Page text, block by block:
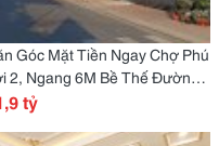
Góc Mặt Tiền Ngay Chợ Phú
2, Ngang 6M Bề Thế Đường
Tơtỷ